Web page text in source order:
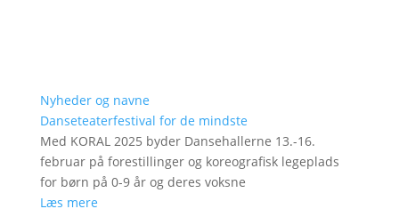
Nyheder og navne
Danseteaterfestival for de mindste
Med KORAL 2025 byder Dansehallerne 13.-16.
februar på forestillinger og koreografisk legeplads
for børn på 0-9 år og deres voksne
Læs mere